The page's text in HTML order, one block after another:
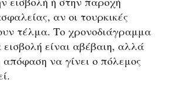
αν οι τουρκικές
τέλμα. Το χρονοδιάγραμμα
εισβολή είναι αβέβαιη, αλλά
απόφαση να γίνει ο πόλεμος